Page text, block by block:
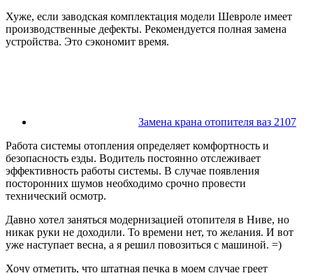
Хуже, если заводская комплектация модели Шевроле имеет
производственные дефекты. Рекомендуется полная замена
устройства. Это сэкономит время.
Замена крана отопителя ваз 2107
Работа системы отопления определяет комфортность и
безопасность езды. Водитель постоянно отслеживает
эффективность работы системы. В случае появления
посторонних шумов необходимо срочно провести
технический осмотр.
Давно хотел заняться модернизацией отопителя в Ниве, но
никак руки не доходили. То времени нет, то желания. И вот
уже наступает весна, а я решил повозиться с машиной. =)
Хочу отметить, что штатная печка в моем случае греет